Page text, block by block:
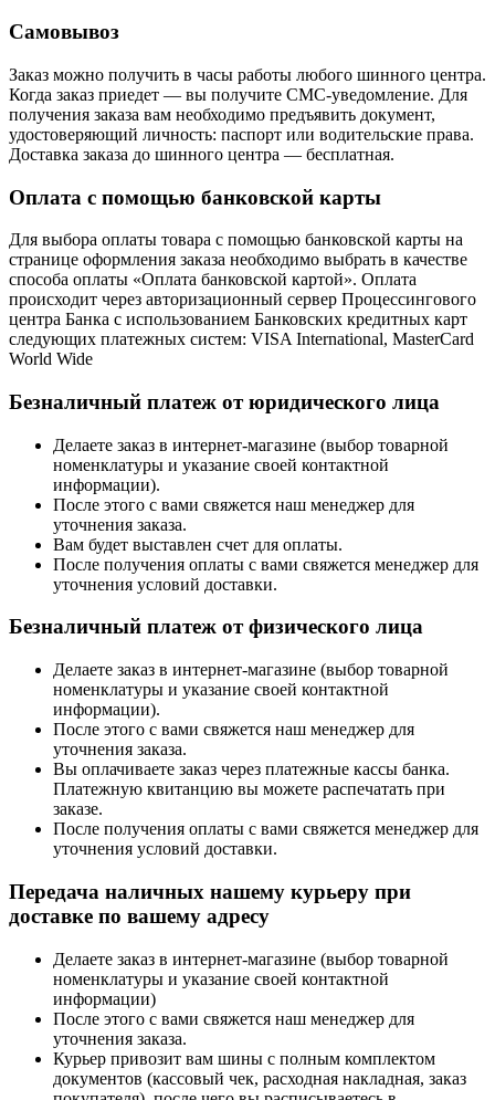
Самовывоз
Заказ можно получить в часы работы любого шинного центра.
Когда заказ приедет — вы получите СМС-уведомление. Для
получения заказа вам необходимо предъявить документ,
удостоверяющий личность: паспорт или водительские права.
Доставка заказа до шинного центра — бесплатная.
Оплата с помощью банковской карты
Для выбора оплаты товара с помощью банковской карты на
странице оформления заказа необходимо выбрать в качестве
способа оплаты «Оплата банковской картой». Оплата
происходит через авторизационный сервер Процессингового
центра Банка с использованием Банковских кредитных карт
следующих платежных систем: VISA International, MasterCard
World Wide
Безналичный платеж от юридического лица
Делаете заказ в интернет-магазине (выбор товарной
номенклатуры и указание своей контактной
информации).
После этого с вами свяжется наш менеджер для
уточнения заказа.
Вам будет выставлен счет для оплаты.
После получения оплаты с вами свяжется менеджер для
уточнения условий доставки.
Безналичный платеж от физического лица
Делаете заказ в интернет-магазине (выбор товарной
номенклатуры и указание своей контактной
информации).
После этого с вами свяжется наш менеджер для
уточнения заказа.
Вы оплачиваете заказ через платежные кассы банка.
Платежную квитанцию вы можете распечатать при
заказе.
После получения оплаты с вами свяжется менеджер для
уточнения условий доставки.
Передача наличных нашему курьеру при
доставке по вашему адресу
Делаете заказ в интернет-магазине (выбор товарной
номенклатуры и указание своей контактной
информации)
После этого с вами свяжется наш менеджер для
уточнения заказа.
Курьер привозит вам шины с полным комплектом
документов (кассовый чек, расходная накладная, заказ